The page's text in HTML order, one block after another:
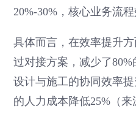
20%-30%，核心业务流程
具体而言，在效率提升
过对接方案，减少了80%
设计与施工的协同效率
的人力成本降低25%（